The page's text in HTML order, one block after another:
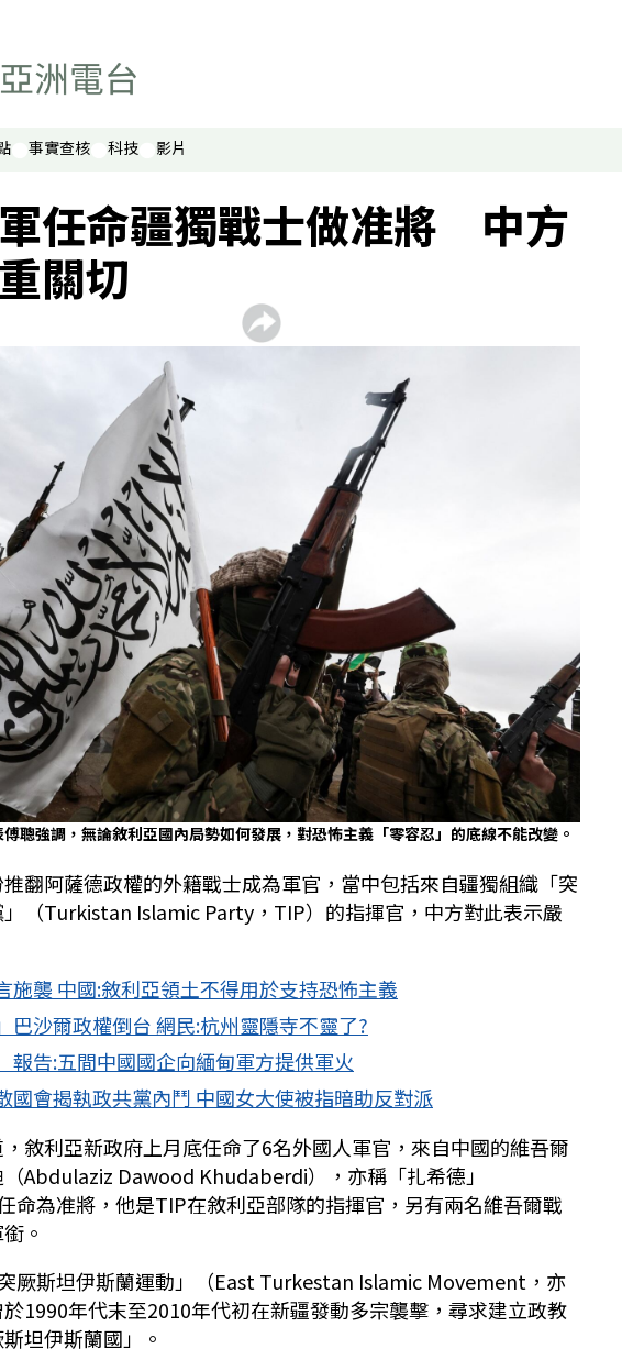
事實查核 科技 影片
任命疆獨戰士做准將 中方
關切
聰強調，無論敘利亞國內局勢如何發展，對恐怖主義「零容忍」的底線不能改變。
翻阿薩德政權的外籍戰士成為軍官，當中包括來自疆獨組織「突
（Turkistan Islamic Party，TIP）的指揮官，中方對此表示嚴
施襲 中國:敘利亞領土不得用於支持恐怖主義
巴沙爾政權倒台 網民:杭州靈隱寺不靈了?
報告:五間中國國企向緬甸軍方提供軍火
國會揭執政共黨內鬥 中國女大使被指暗助反對派
，敘利亞新政府上月底任命了6名外國人軍官，來自中國的維吾爾
Abdulaziz Dawood Khudaberdi），亦稱「扎希德」
命為准將，他是TIP在敘利亞部隊的指揮官，另有兩名維吾爾戰
。
厥斯坦伊斯蘭運動」（East Turkestan Islamic Movement，亦
1990年代末至2010年代初在新疆發動多宗襲擊，尋求建立政教
坦伊斯蘭國」。